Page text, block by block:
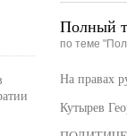
Полный
по теме
На правах
Кутырев